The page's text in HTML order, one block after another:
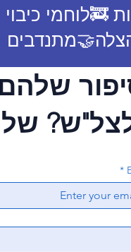
🚒לוחמי כיבוי
שלהם
*